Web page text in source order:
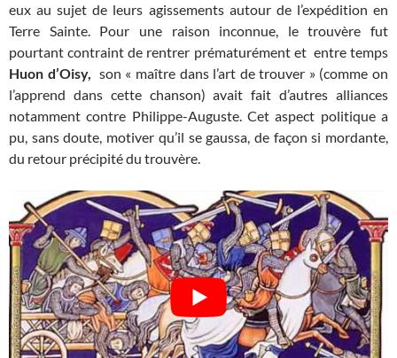
eux au sujet de leurs agissements autour de l’expédition en
Terre Sainte. Pour une raison inconnue, le trouvère fut
pourtant contraint de rentrer prématurément et entre temps
Huon d’Oisy, son « maître dans l’art de trouver » (comme on
l’apprend dans cette chanson) avait fait d’autres alliances
notamment contre Philippe-Auguste. Cet aspect politique a
pu, sans doute, motiver qu’il se gaussa, de façon si mordante,
du retour précipité du trouvère.